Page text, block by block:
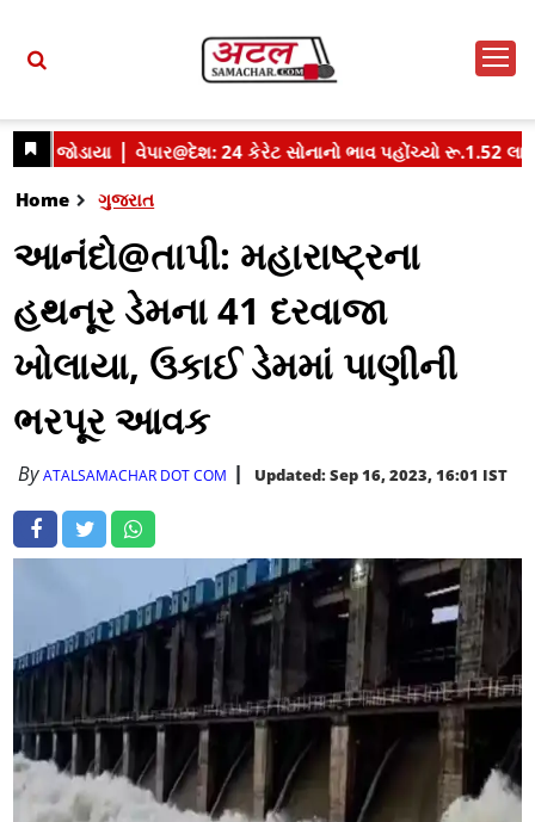
Home ગુજરાત
આનંદો@તાપી: મહારાષ્ટ્રના
હથનૂર ડેમના 41 દરવાજા
ખોલાયા, ઉકાઈ ડેમમાં પાણીની
ભરપૂર આવક
ByATALSAMACHAR DOT COM Updated: Sep 16, 2023, 16:01 IST